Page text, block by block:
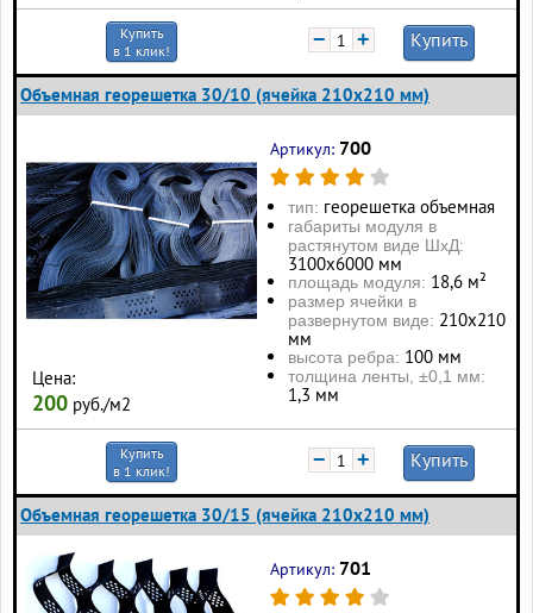
Купить
в 1 клик!
− + Купить
Объемная георешетка 30/10 (ячейка 210x210 мм)
Цена:
200 руб./м2
Артикул: 700
тип: георешетка объемная
габариты модуля в
растянутом виде ШхД:
3100х6000 мм
площадь модуля: 18,6 м²
размер ячейки в
развернутом виде: 210х210
мм
высота ребра: 100 мм
толщина ленты, ±0,1 мм:
1,3 мм
Купить
в 1 клик!
− + Купить
Объемная георешетка 30/15 (ячейка 210x210 мм)
Артикул: 701